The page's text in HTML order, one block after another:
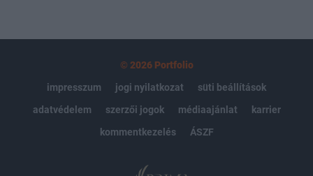
© 2026 Portfolio
impresszum
jogi nyilatkozat
süti beállítások
adatvédelem
szerzői jogok médiaajánlat
karrier
kommentkezelés
ÁSZF